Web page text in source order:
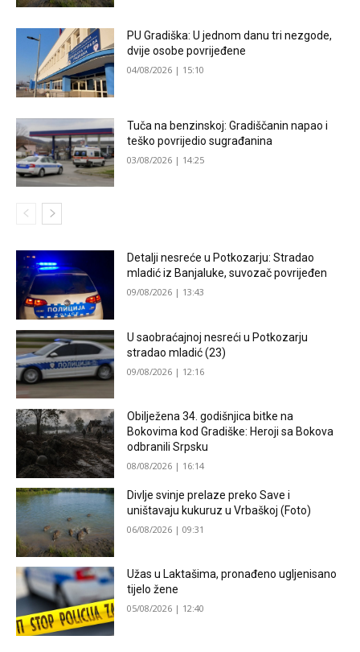
PU Gradiška: U jednom danu tri nezgode,
dvije osobe povrijeđene
04/08/2026 | 15:10
Tuča na benzinskoj: Gradiščanin napao i
teško povrijedio sugrađanina
03/08/2026 | 14:25
Detalji nesreće u Potkozarju: Stradao
mladić iz Banjaluke, suvozač povrijeđen
09/08/2026 | 13:43
U saobraćajnoj nesreći u Potkozarju
stradao mladić (23)
09/08/2026 | 12:16
Obilježena 34. godišnjica bitke na
Bokovima kod Gradiške: Heroji sa Bokova
odbranili Srpsku
08/08/2026 | 16:14
Divlje svinje prelaze preko Save i
uništavaju kukuruz u Vrbaškoj (Foto)
06/08/2026 | 09:31
Užas u Laktašima, pronađeno ugljenisano
tijelo žene
05/08/2026 | 12:40